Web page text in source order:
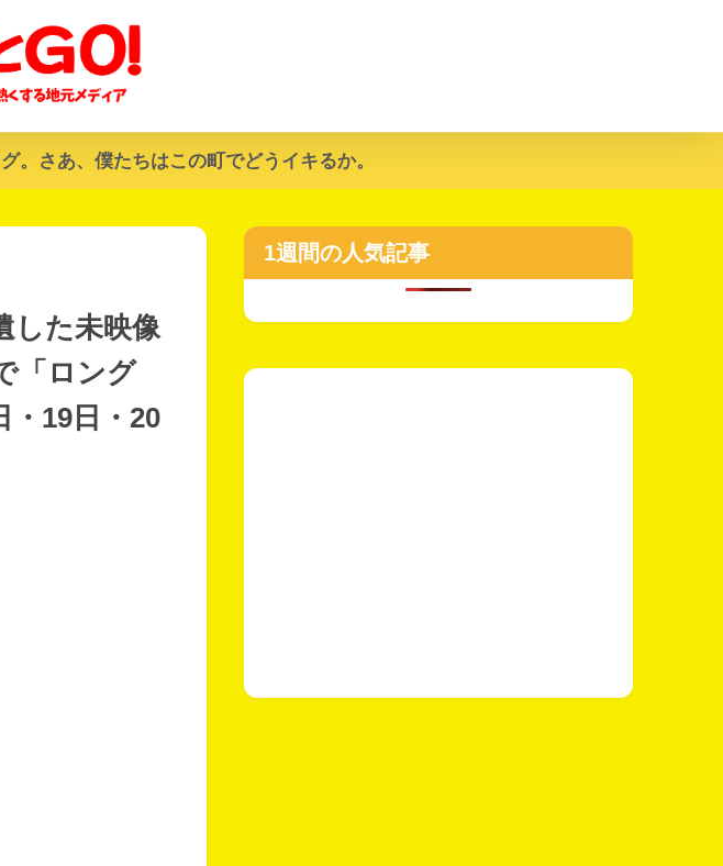
。さあ、僕たちはこの町でどうイキるか。
した未映像
「ロング
・19日・20
1週間の人気記事